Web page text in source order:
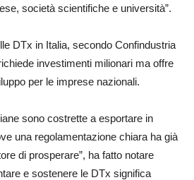
società scientifiche e università”.
DTx in Italia, secondo Confindustria
investimenti milionari ma offre
per le imprese nazionali.
sono costrette a esportare in
una regolamentazione chiara ha già
di prosperare”, ha fatto notare
e sostenere le DTx significa